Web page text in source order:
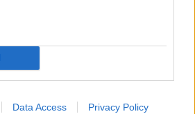
Data Access Privacy Policy
Λας Βέγκας